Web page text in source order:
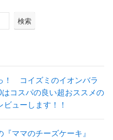
検索
！ コイズミのイオンバラ
コスパの良い超おススメの
ューします！！
ママのチーズケーキ』